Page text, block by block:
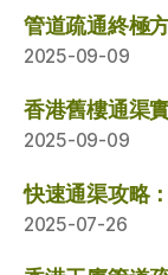
管道疏通終極
2025-09-09
香港舊樓通渠
2025-09-09
快速通渠攻略
2025-07-26